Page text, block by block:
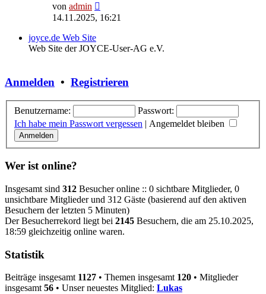
von admin
Beitrag
14.11.2025, 16:21
joyce.de Web Site
Web Site der JOYCE-User-AG e.V.
Anmelden • Registrieren
Benutzername:
Passwort:
Ich habe mein Passwort vergessen | Angemeldet bleiben
Wer ist online?
Insgesamt sind 312 Besucher online :: 0 sichtbare Mitglieder, 0
unsichtbare Mitglieder und 312 Gäste (basierend auf den aktiven
Besuchern der letzten 5 Minuten)
Der Besucherrekord liegt bei 2145 Besuchern, die am 25.10.2025,
18:59 gleichzeitig online waren.
Statistik
Beiträge insgesamt 1127 • Themen insgesamt 120 • Mitglieder
insgesamt 56 • Unser neuestes Mitglied: Lukas